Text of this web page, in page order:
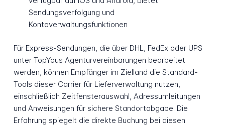
Sendungsverfolgung und
Kontoverwaltungsfunktionen
Für Express-Sendungen, die über DHL, FedEx oder UPS
unter TopYous Agenturvereinbarungen bearbeitet
werden, können Empfänger im Zielland die Standard-
Tools dieser Carrier für Lieferverwaltung nutzen,
einschließlich Zeitfensterauswahl, Adressumleitungen
und Anweisungen für sichere Standortabgabe. Die
Erfahrung spiegelt die direkte Buchung bei diesen